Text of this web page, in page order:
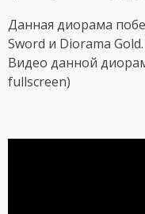
Данная диорама
Sword и Diorama Gold.
Видео данной
fullscreen)